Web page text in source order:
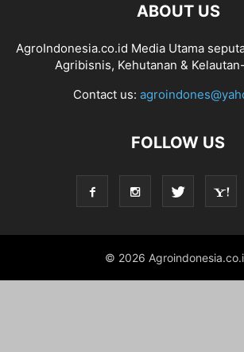
ABOUT US
AgroIndonesia.co.id Media Utama
Agribisnis, Kehutanan &
Contact us:
FOLLOW US
© 2026